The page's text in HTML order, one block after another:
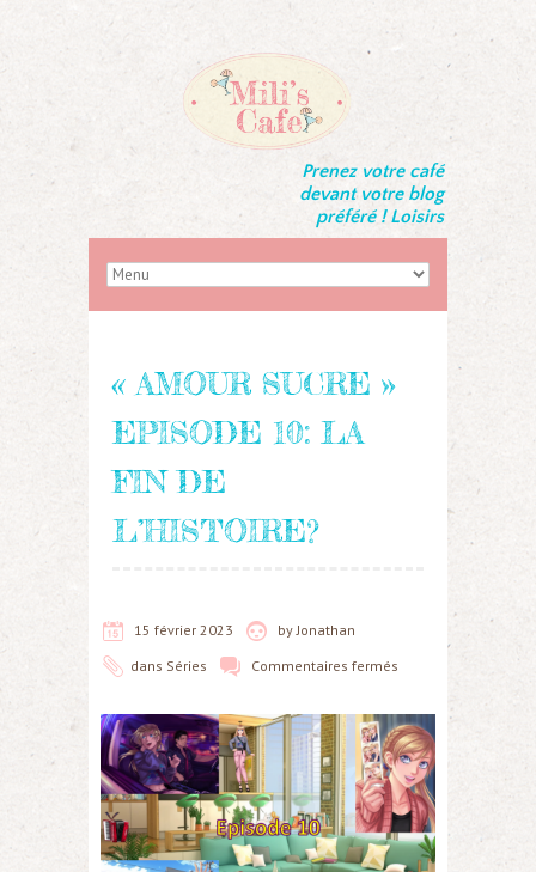
Prenez votre café
devant votre blog
préféré ! Loisirs
« AMOUR SUCRE »
EPISODE 10: LA
FIN DE
L’HISTOIRE?
15 février 2023 by Jonathan
dans Séries Commentaires fermés